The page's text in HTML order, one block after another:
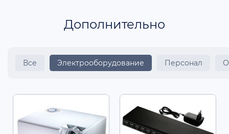
Дополнительно
Все Электрооборудование Персонал